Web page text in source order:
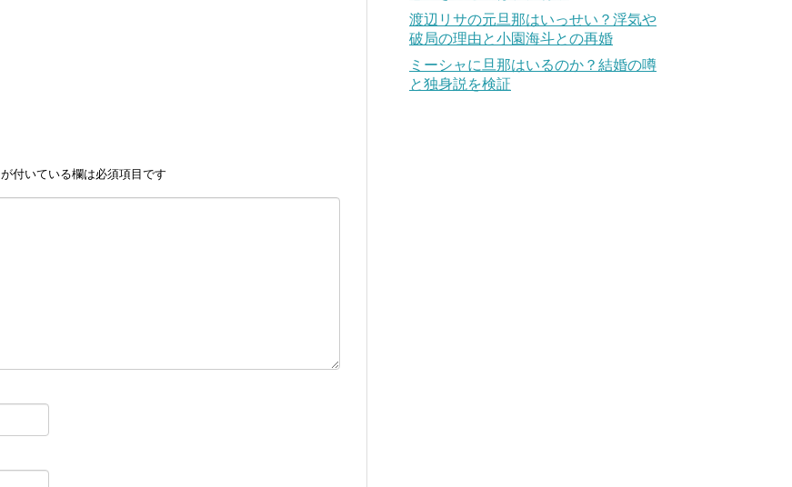
が付いている欄は必須項目です
渡辺リサの元旦那はいっせい？浮気や
破局の理由と小園海斗との再婚
ミーシャに旦那はいるのか？結婚の噂
と独身説を検証